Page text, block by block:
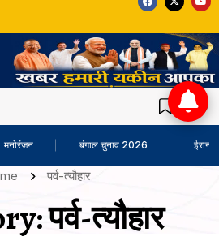
मनोरंजन बंगाल चुनाव 2026 ईरान-
पर्व-त्यौहार
पर्व-त्यौहार